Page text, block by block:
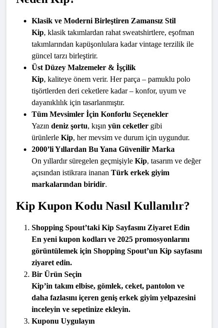
Klasik ve Moderni Birleştiren Zamansız Stil
Kip, klasik takımlardan rahat sweatshirtlere, eşofman
takımlarından kapüşonlulara kadar vintage terzilik ile
güncel tarzı birleştirir.
Üst Düzey Malzemeler & İşçilik
Kip, kaliteye önem verir. Her parça – pamuklu polo
tişörtlerden deri ceketlere kadar – konfor, uyum ve
dayanıklılık için tasarlanmıştır.
Tüm Mevsimler İçin Konforlu Seçenekler
Yazın deniz şortu, kışın yün ceketler gibi
ürünlerle Kip, her mevsim ve durum için uygundur.
2000’li Yıllardan Bu Yana Güvenilir Marka
On yıllardır süregelen geçmişiyle Kip, tasarım ve değer
açısından istikrara inanan Türk erkek giyim
markalarından biridir.
Kip Kupon Kodu Nasıl Kullanılır?
Shopping Spout’taki Kip Sayfasını Ziyaret Edin
En yeni kupon kodları ve 2025 promosyonlarını
görüntülemek için Shopping Spout’un Kip sayfasını
ziyaret edin.
Bir Ürün Seçin
Kip’in takım elbise, gömlek, ceket, pantolon ve
daha fazlasını içeren geniş erkek giyim yelpazesini
inceleyin ve sepetinize ekleyin.
Kuponu Uygulayın